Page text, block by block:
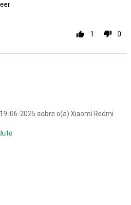
1 0
06-2025 sobre o(a) Xiaomi Redmi